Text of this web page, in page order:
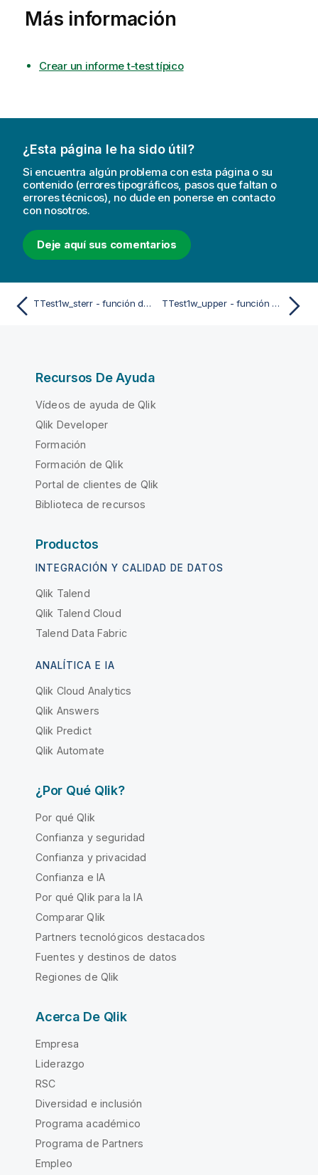
Más información
Crear un informe t-test típico
¿Esta página le ha sido útil?
Si encuentra algún problema con esta página o su
contenido (errores tipográficos, pasos que faltan o
errores técnicos), no dude en ponerse en contacto
con nosotros.
Deje aquí sus comentarios
TTest1w_sterr - función de script y de gráfico TTest1w_upper - función de script y de gráfico
Recursos De Ayuda
Vídeos de ayuda de Qlik
Qlik Developer
Formación
Formación de Qlik
Portal de clientes de Qlik
Biblioteca de recursos
Productos
INTEGRACIÓN Y CALIDAD DE DATOS
Qlik Talend
Qlik Talend Cloud
Talend Data Fabric
ANALÍTICA E IA
Qlik Cloud Analytics
Qlik Answers
Qlik Predict
Qlik Automate
¿Por Qué Qlik?
Por qué Qlik
Confianza y seguridad
Confianza y privacidad
Confianza e IA
Por qué Qlik para la IA
Comparar Qlik
Partners tecnológicos destacados
Fuentes y destinos de datos
Regiones de Qlik
Acerca De Qlik
Empresa
Liderazgo
RSC
Diversidad e inclusión
Programa académico
Programa de Partners
Empleo